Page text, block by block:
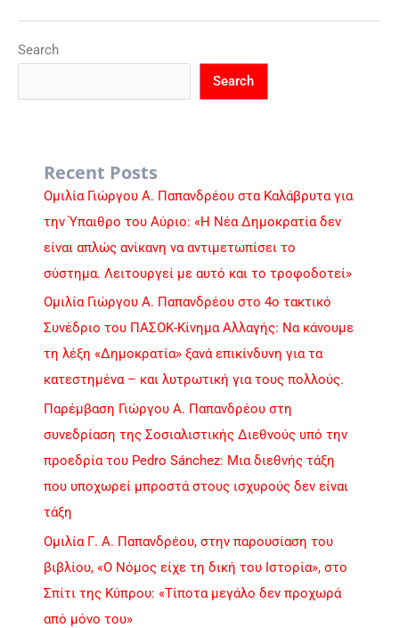
Search
Search
Recent Posts
Ομιλία Γιώργου Α. Παπανδρέου στα Καλάβρυτα για
την Ύπαιθρο του Αύριο: «Η Νέα Δημοκρατία δεν
είναι απλώς ανίκανη να αντιμετωπίσει το
σύστημα. Λειτουργεί με αυτό και το τροφοδοτεί»
Ομιλία Γιώργου Α. Παπανδρέου στο 4ο τακτικό
Συνέδριο του ΠΑΣΟΚ-Κίνημα Αλλαγής: Να κάνουμε
τη λέξη «Δημοκρατία» ξανά επικίνδυνη για τα
κατεστημένα – και λυτρωτική για τους πολλούς.
Παρέμβαση Γιώργου Α. Παπανδρέου στη
συνεδρίαση της Σοσιαλιστικής Διεθνούς υπό την
προεδρία του Pedro Sánchez: Μια διεθνής τάξη
που υποχωρεί μπροστά στους ισχυρούς δεν είναι
τάξη
Ομιλία Γ. Α. Παπανδρέου, στην παρουσίαση του
βιβλίου, «Ο Νόμος είχε τη δική του Ιστορία», στο
Σπίτι της Κύπρου: «Τίποτα μεγάλο δεν προχωρά
από μόνο του»